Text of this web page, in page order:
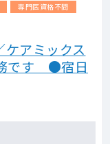
専門医資格不問
ケアミックス
です ●宿日